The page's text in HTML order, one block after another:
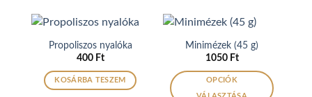
Propoliszos nyalóka
400 Ft
KOSÁRBA TESZEM
Minimézek (45 g)
1050 Ft
OPCIÓK